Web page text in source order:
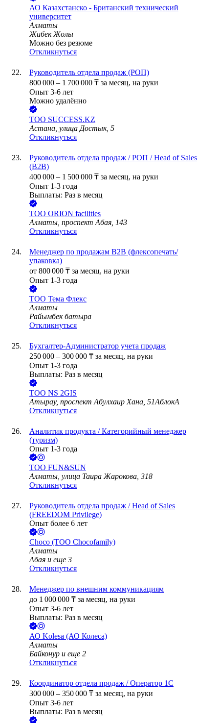
АО Казахстанско - Британский технический
университет
Алматы
Жибек Жолы
Можно без резюме
Откликнуться
Руководитель отдела продаж (РОП)
800 000 – 1 700 000 ₸ за месяц, на руки
Опыт 3-6 лет
Можно удалённо
ТОО SUCCESS.KZ
Астана, улица Достык, 5
Откликнуться
Руководитель отдела продаж / РОП / Head of Sales
(B2B)
400 000 – 1 500 000 ₸ за месяц, на руки
Опыт 1-3 года
Выплаты: Раз в месяц
ТОО ORION facilities
Алматы, проспект Абая, 143
Откликнуться
Менеджер по продажам B2B (флексопечать/
упаковка)
от 800 000 ₸ за месяц, на руки
Опыт 1-3 года
ТОО Тема Флекс
Алматы
Райымбек батыра
Откликнуться
Бухгалтер-Администратор учета продаж
250 000 – 300 000 ₸ за месяц, на руки
Опыт 1-3 года
Выплаты: Раз в месяц
ТОО NS 2GIS
Атырау, проспект Абулхаир Хана, 51АблокА
Откликнуться
Аналитик продукта / Категорийный менеджер
(туризм)
Опыт 1-3 года
ТОО FUN&SUN
Алматы, улица Таира Жарокова, 318
Откликнуться
Руководитель отдела продаж / Head of Sales
(FREEDOM Privilege)
Опыт более 6 лет
Choco (ТОО Chocofamily)
Алматы
Абая и еще 3
Откликнуться
Менеджер по внешним коммуникациям
до 1 000 000 ₸ за месяц, на руки
Опыт 3-6 лет
Выплаты: Раз в месяц
АО Kolesa (АО Колеса)
Алматы
Байконур и еще 2
Откликнуться
Координатор отдела продаж / Оператор 1С
300 000 – 350 000 ₸ за месяц, на руки
Опыт 3-6 лет
Выплаты: Раз в месяц